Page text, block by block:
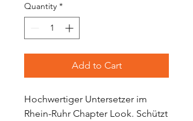
Quantity *
Add to Cart
Hochwertiger Untersetzer im
Rhein-Ruhr Chapter Look. Schützt